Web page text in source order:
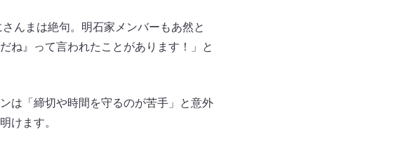
んまは絶句。明石家メンバーもあ然と
ね』って言われたことがあります！」と
は「締切や時間を守るのが苦手」と意外
けます。